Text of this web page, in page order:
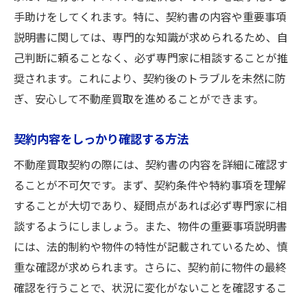
手助けをしてくれます。特に、契約書の内容や重要事項
説明書に関しては、専門的な知識が求められるため、自
己判断に頼ることなく、必ず専門家に相談することが推
奨されます。これにより、契約後のトラブルを未然に防
ぎ、安心して不動産買取を進めることができます。
契約内容をしっかり確認する方法
不動産買取契約の際には、契約書の内容を詳細に確認す
ることが不可欠です。まず、契約条件や特約事項を理解
することが大切であり、疑問点があれば必ず専門家に相
談するようにしましょう。また、物件の重要事項説明書
には、法的制約や物件の特性が記載されているため、慎
重な確認が求められます。さらに、契約前に物件の最終
確認を行うことで、状況に変化がないことを確認するこ